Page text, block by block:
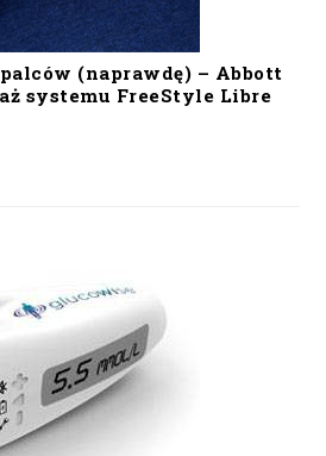
(naprawdę) – Abbott
systemu FreeStyle Libre